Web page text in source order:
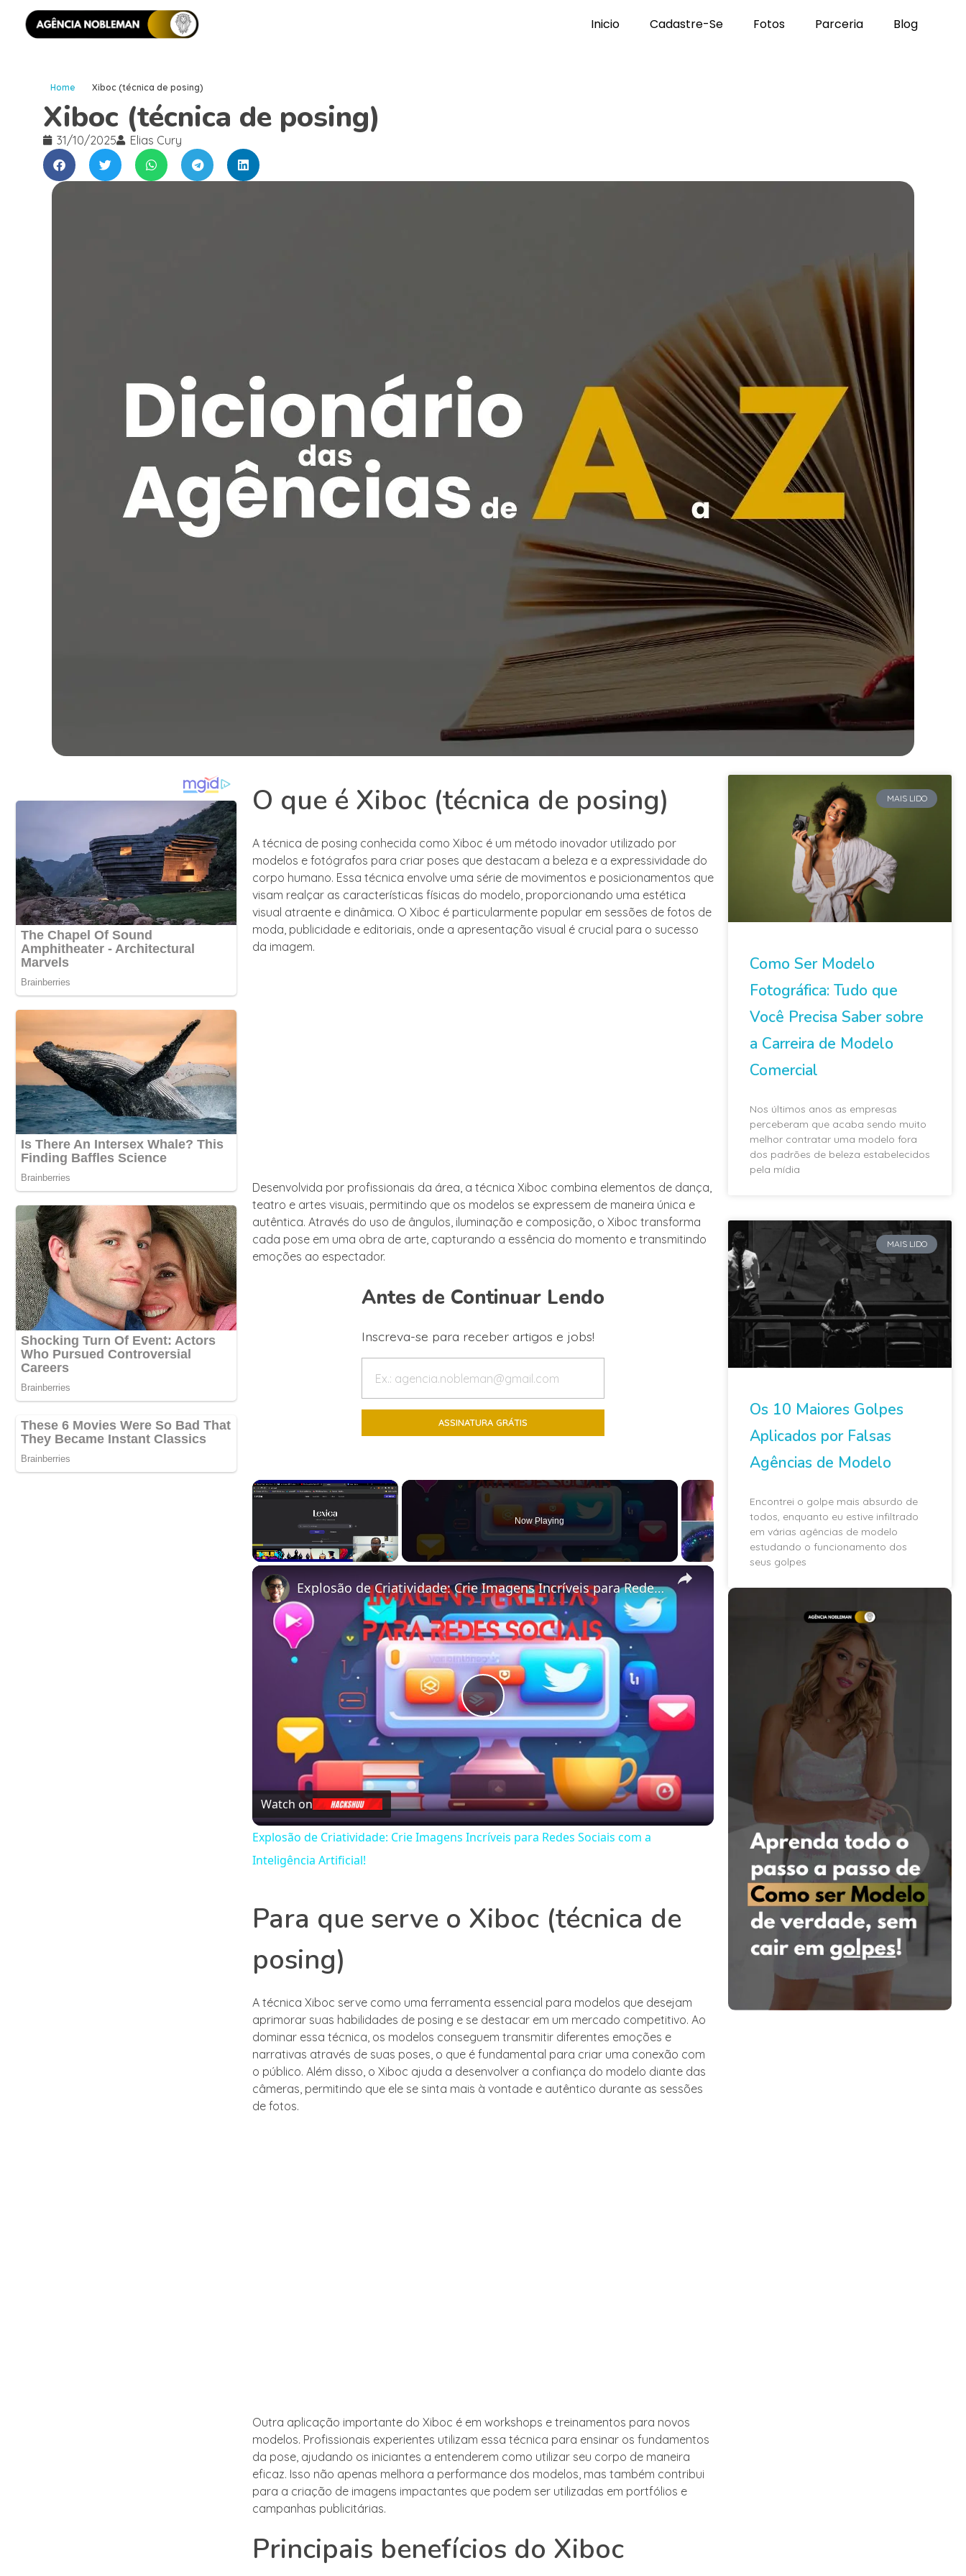
Inicio Cadastre-Se Fotos Parceria Blog
Home Xiboc (técnica de posing)
Xiboc (técnica de posing)
31/10/2025 Elias Cury
O que é Xiboc (técnica de posing)
A técnica de posing conhecida como Xiboc é um método inovador utilizado por
modelos e fotógrafos para criar poses que destacam a beleza e a expressividade do
corpo humano. Essa técnica envolve uma série de movimentos e posicionamentos que
visam realçar as características físicas do modelo, proporcionando uma estética
visual atraente e dinâmica. O Xiboc é particularmente popular em sessões de fotos de
moda, publicidade e editoriais, onde a apresentação visual é crucial para o sucesso
da imagem.
Desenvolvida por profissionais da área, a técnica Xiboc combina elementos de dança,
teatro e artes visuais, permitindo que os modelos se expressem de maneira única e
autêntica. Através do uso de ângulos, iluminação e composição, o Xiboc transforma
cada pose em uma obra de arte, capturando a essência do momento e transmitindo
emoções ao espectador.
Antes de Continuar Lendo
Inscreva-se para receber artigos e jobs!
×
Now Playing
×
Play
Video
Explosão de Criatividade: Crie Imagens Incríveis para Redes Sociais com a Inteligência Artificial!
Watch on
Explosão de Criatividade: Crie Imagens Incríveis para Redes Sociais com a
Inteligência Artificial!
Para que serve o Xiboc (técnica de
posing)
A técnica Xiboc serve como uma ferramenta essencial para modelos que desejam
aprimorar suas habilidades de posing e se destacar em um mercado competitivo. Ao
dominar essa técnica, os modelos conseguem transmitir diferentes emoções e
narrativas através de suas poses, o que é fundamental para criar uma conexão com
o público. Além disso, o Xiboc ajuda a desenvolver a confiança do modelo diante das
câmeras, permitindo que ele se sinta mais à vontade e autêntico durante as sessões
de fotos.
Outra aplicação importante do Xiboc é em workshops e treinamentos para novos
modelos. Profissionais experientes utilizam essa técnica para ensinar os fundamentos
da pose, ajudando os iniciantes a entenderem como utilizar seu corpo de maneira
eficaz. Isso não apenas melhora a performance dos modelos, mas também contribui
para a criação de imagens impactantes que podem ser utilizadas em portfólios e
campanhas publicitárias.
Principais benefícios do Xiboc
MAIS LIDO
Como Ser Modelo
Fotográfica: Tudo que
Você Precisa Saber sobre
a Carreira de Modelo
Comercial
Nos últimos anos as empresas
perceberam que acaba sendo muito
melhor contratar uma modelo fora
dos padrões de beleza estabelecidos
pela mídia
MAIS LIDO
Os 10 Maiores Golpes
Aplicados por Falsas
Agências de Modelo
Encontrei o golpe mais absurdo de
todos, enquanto eu estive infiltrado
em várias agências de modelo
estudando o funcionamento dos
seus golpes